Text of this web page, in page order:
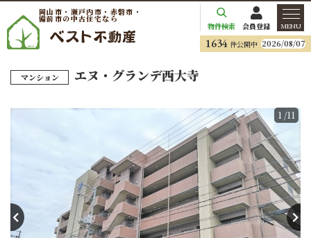
岡山市・瀬戸内市・赤磐市・
備前市の中古住宅なら
物件検索 会員登録 MENU
1634 件公開中 2026/08/07
マンション エヌ・グランデ西大寺
1 /11